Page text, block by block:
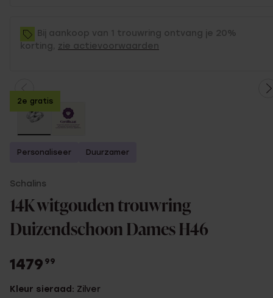
Bij aankoop van 1 trouwring ontvang je 20%
korting, zie actievoorwaarden
2e gratis
Personaliseer Duurzamer
Schalins
14K witgouden trouwring
Duizendschoon Dames H46
1479 99
Kleur sieraad: Zilver